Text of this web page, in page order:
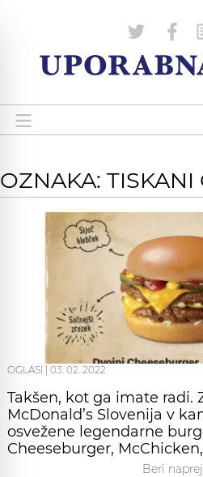
OZNAKA: TISKANI
OGLASI 03. 02. 2022
Takšen, kot ga imate radi.
McDonald’s Slovenija v
osvežene legendarne
Cheeseburger,
Beri naprej